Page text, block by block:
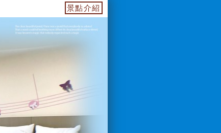
153474955739.web.fullinn.tw 訂房電話：0933649499
景點介紹